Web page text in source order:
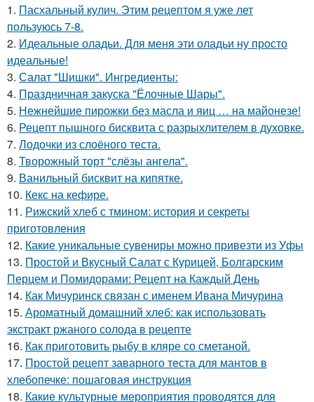
1. Пасхальный кулич. Этим рецептом я уже лет
пользуюсь 7-8.
2. Идеальные оладьи. Для меня эти оладьи ну просто
идеальные!
3. Салат "Шишки". Ингредиенты:
4. Праздничная закуска "Ёлочные Шары".
5. Нежнейшие пирожки без масла и яиц … на майонезе!
6. Рецепт пышного бисквита с разрыхлителем в духовке.
7. Лодочки из слоёного теста.
8. Творожный торт "слёзы ангела".
9. Ванильный бисквит на кипятке.
10. Кекс на кефире.
11. Рижский хлеб с тмином: история и секреты
приготовления
12. Какие уникальные сувениры можно привезти из Уфы
13. Простой и Вкусный Салат с Курицей, Болгарским
Перцем и Помидорами: Рецепт на Каждый День
14. Как Мичуринск связан с именем Ивана Мичурина
15. Ароматный домашний хлеб: как использовать
экстракт ржаного солода в рецепте
16. Как приготовить рыбу в кляре со сметаной.
17. Простой рецепт заварного теста для мантов в
хлебопечке: пошаговая инструкция
18. Какие культурные мероприятия проводятся для